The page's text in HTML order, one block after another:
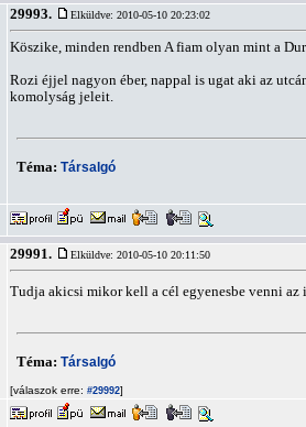
29993. Elküldve: 2010-05-10 20:23:02
Köszike, minden rendben A fiam olyan mint a
Rozi éjjel nagyon éber, nappal is ugat aki az
komolyság jeleit.
Téma: Társalgó
29991. Elküldve: 2010-05-10 20:11:50
Tudja akicsi mikor kell a cél egyenesbe venni
Téma: Társalgó
[válaszok erre: #29992]